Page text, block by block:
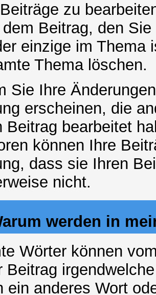
zu
Beitrag, den
einzige im Thema
Thema löschen.
Sie Ihre
erscheinen, die
Beitrag bearbeitet
können Ihre
dass sie Ihren
nicht.
werden in
Wörter können
Beitrag
ein anderes Wort